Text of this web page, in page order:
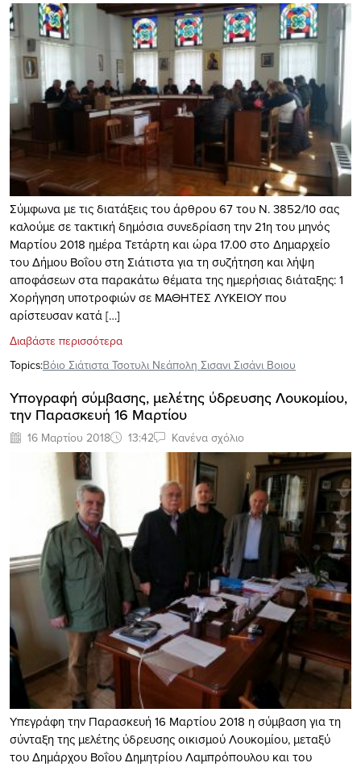
Σύμφωνα με τις διατάξεις του άρθρου 67 του Ν. 3852/10 σας
καλούμε σε τακτική δημόσια συνεδρίαση την 21η του μηνός
Μαρτίου 2018 ημέρα Τετάρτη και ώρα 17.00 στο Δημαρχείο
του Δήμου Βοΐου στη Σιάτιστα για τη συζήτηση και λήψη
αποφάσεων στα παρακάτω θέματα της ημερήσιας διάταξης: 1
Χορήγηση υποτροφιών σε ΜΑΘΗΤΕΣ ΛΥΚΕΙΟΥ που
αρίστευσαν κατά […]
Διαβάστε περισσότερα
Topics:Βόιο Σιάτιστα Τσοτυλι Νεάπολη Σισανι Σισάνι Βοιου
Υπογραφή σύμβασης, μελέτης ύδρευσης Λουκομίου,
την Παρασκευή 16 Μαρτίου
16 Μαρτίου 2018 13:42 Κανένα σχόλιο
Υπεγράφη την Παρασκευή 16 Μαρτίου 2018 η σύμβαση για τη
σύνταξη της μελέτης ύδρευσης οικισμού Λουκομίου, μεταξύ
του Δημάρχου Βοΐου Δημητρίου Λαμπρόπουλου και του